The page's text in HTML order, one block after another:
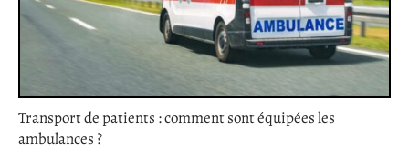
Transport de patients : comment sont équipées les
ambulances ?